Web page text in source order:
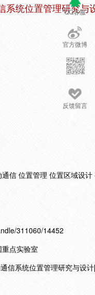
QQ客服
官方微博
反馈留言
系统位置管理研究与
信 位置管理 位置区域设计
311060/14452
点实验室
信系统位置管理研究与设